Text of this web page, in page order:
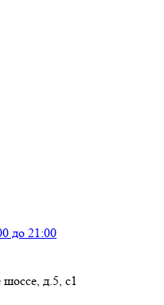
до 21:00
д.5, с1